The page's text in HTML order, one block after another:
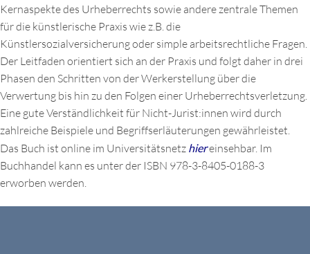
Kernaspekte des Urheberrechts sowie andere zentrale Themen
für die künstlerische Praxis wie z.B. die
Künstlersozialversicherung oder simple arbeitsrechtliche Fragen.
Der Leitfaden orientiert sich an der Praxis und folgt daher in drei
Phasen den Schritten von der Werkerstellung über die
Verwertung bis hin zu den Folgen einer Urheberrechtsverletzung.
Eine gute Verständlichkeit für Nicht-Jurist:innen wird durch
zahlreiche Beispiele und Begriffserläuterungen gewährleistet.
Das Buch ist online im Universitätsnetz hiereinsehbar. Im
Buchhandel kann es unter der ISBN 978-3-8405-0188-3
erworben werden.